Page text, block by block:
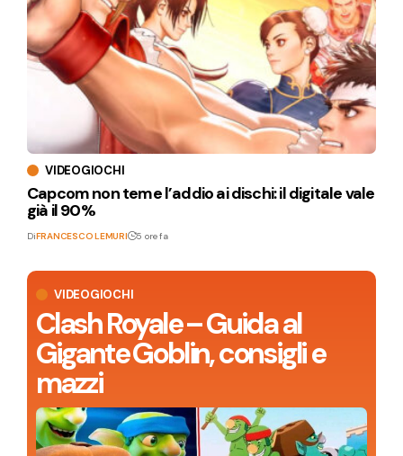
VIDEOGIOCHI
Clash Royale – Guida al
Gigante Goblin, consigli e
mazzi
VIDEOGIOCHI
Capcom non teme l’addio ai dischi: il digitale vale
già il 90%
DiFRANCESCO LEMURI 5 ore fa